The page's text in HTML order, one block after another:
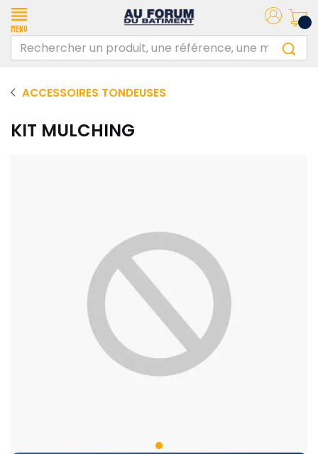
Menu
ACCESSOIRES TONDEUSES
KIT MULCHING